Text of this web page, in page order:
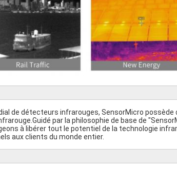
de détecteurs infrarouges, SensorMicro possède
par la philosophie de base de
à libérer tout le potentiel de la technologie
aux clients du monde entier.